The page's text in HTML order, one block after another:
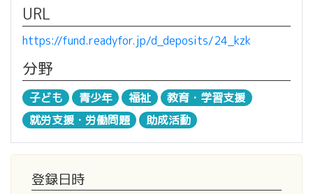
URL
https://fund.readyfor.jp/d_deposits/24_kzk
分野
子ども 青少年 福祉
教育・学習支援
就労支援・労働問題
助成活動
登録日時